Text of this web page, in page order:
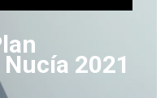
2021